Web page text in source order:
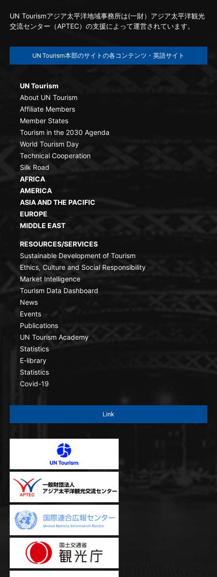
UN Tourismアジア太平洋地域事務所は(一財）アジア太平洋観光
交流センター（APTEC）の支援によって運営されています。
UN Tourism本部のサイトの各コンテンツ・英語サイト
UN Tourism
About UN Tourism
Affiliate Members
Member States
Tourism in the 2030 Agenda
World Tourism Day
Technical Cooperation
Silk Road
AFRICA
AMERICA
ASIA AND THE PACIFIC
EUROPE
MIDDLE EAST
RESOURCES/SERVICES
Sustainable Development of Tourism
Ethics, Culture and Social Responsibility
Market Intelligence
Tourism Data Dashboard
News
Events
Publications
UN Tourism Academy
Statistics
E-library
Statistics
Covid-19
Link